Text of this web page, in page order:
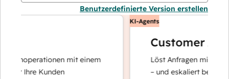
Benutzerdefinierte Version erstellen
mit einem
Ihre Kunden
KI-Agents
Customer Agent
Löst Anfragen mit
– und eskaliert bei Bedarf,